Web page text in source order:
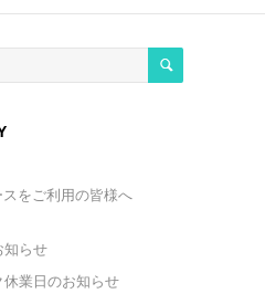
をご利用の皆様へ
知らせ
業日のお知らせ